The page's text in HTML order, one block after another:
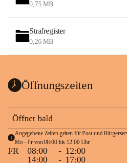
0,75 MB
Strafregister
0,26 MB
Öffnungszeiten
Öffnet bald
Angegebene Zeiten gelten für Post und
Mo - Fr von 08:00 bis 12:00 Uhr.
FR 08:00 - 12:00
14:00
- 17:00